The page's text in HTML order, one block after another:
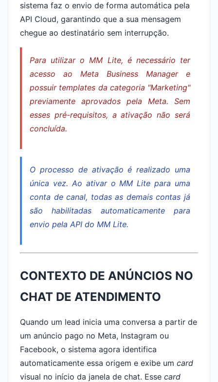
sistema faz o envio de forma automática pela
API Cloud, garantindo que a sua mensagem
chegue ao destinatário sem interrupção.
Para utilizar o MM Lite, é necessário ter
acesso ao Meta Business Manager e
possuir templates da categoria "Marketing"
previamente aprovados pela Meta. Sem
esses pré-requisitos, a ativação não será
concluída.
O processo de ativação é realizado uma
única vez. Ao ativar o MM Lite para uma
conta de canal, todas as demais contas já
são habilitadas automaticamente para
envio pela API do MM Lite.
CONTEXTO DE ANÚNCIOS NO
CHAT DE ATENDIMENTO
Quando um lead inicia uma conversa a partir de
um anúncio pago no Meta, Instagram ou
Facebook, o sistema agora identifica
automaticamente essa origem e exibe um card
visual no início da janela de chat. Esse card